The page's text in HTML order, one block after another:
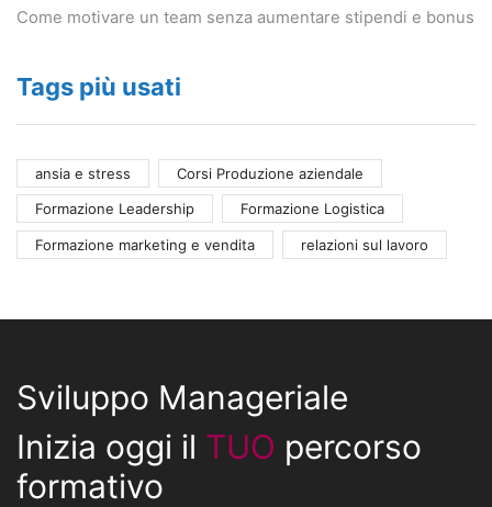
Come motivare un team senza aumentare stipendi e bonus
Tags più usati
ansia e stress Corsi Produzione aziendale
Formazione Leadership Formazione Logistica
Formazione marketing e vendita relazioni sul lavoro
Sviluppo Manageriale
Inizia oggi il TUO percorso
formativo